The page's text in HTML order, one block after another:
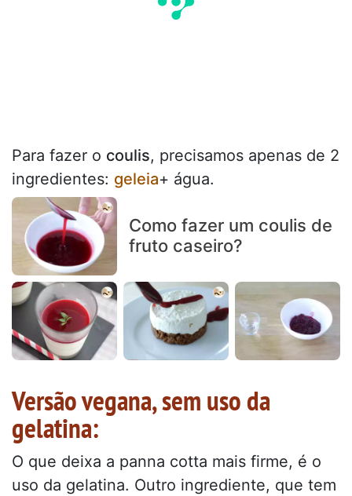
Para fazer o coulis, precisamos apenas de 2
ingredientes: geleia+ água.
Como fazer um coulis de
fruto caseiro?
Versão vegana, sem uso da
gelatina:
O que deixa a panna cotta mais firme, é o
uso da gelatina. Outro ingrediente, que tem